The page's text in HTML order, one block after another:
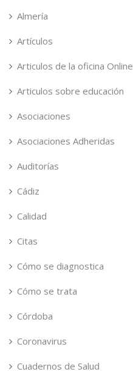
Almería
Artículos
Articulos de la oficina Online
Articulos sobre educación
Asociaciones
Asociaciones Adheridas
Auditorías
Cádiz
Calidad
Citas
Cómo se diagnostica
Cómo se trata
Córdoba
Coronavirus
Cuadernos de Salud